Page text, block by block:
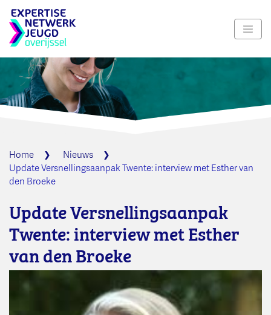
Home
Nieuws
Update Versnellingsaanpak Twente: interview met Esther van
den Broeke
Update Versnellingsaanpak
Twente: interview met Esther
van den Broeke